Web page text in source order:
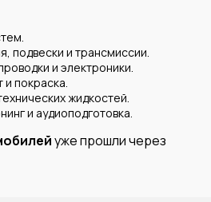
подвески и трансмиссии.
и электроники.
и покраска.
жидкостей.
и аудиоподготовка.
уже прошли через